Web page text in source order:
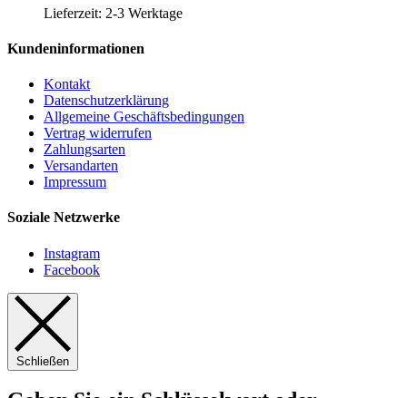
gewählt
Lieferzeit: 2-3 Werktage
Kundeninformationen
Kontakt
Datenschutzerklärung
Allgemeine Geschäftsbedingungen
Vertrag widerrufen
Zahlungsarten
Versandarten
Impressum
Soziale Netzwerke
Instagram
Facebook
Schließen